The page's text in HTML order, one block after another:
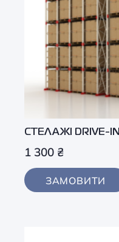
СТЕЛАЖІ DRIVE-IN
1 300 ₴
ЗАМОВИТИ